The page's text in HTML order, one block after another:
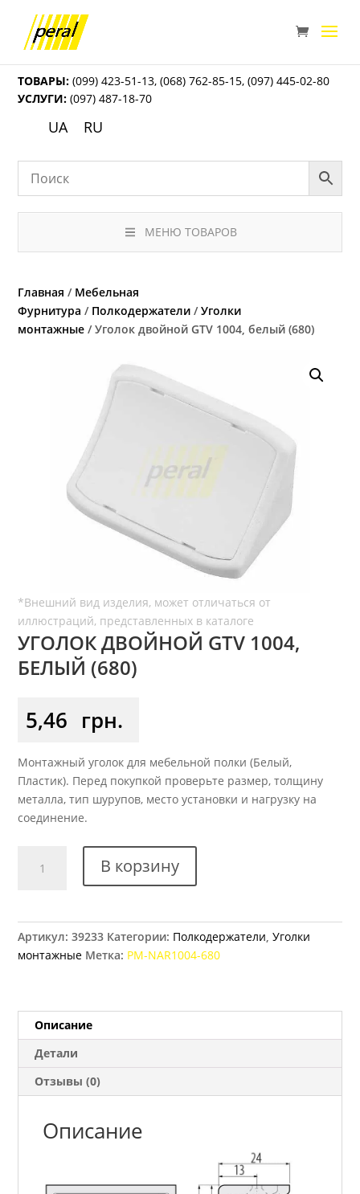
ТОВАРЫ: (099) 423-51-13,(068) 762-85-15,(097) 445-02-80
УСЛУГИ: (097) 487-18-70
UA RU
МЕНЮ ТОВАРОВ
Главная / Мебельная
Фурнитура / Полкодержатели /Уголки
монтажные / Уголок двойной GTV 1004, белый (680)
УГОЛОК ДВОЙНОЙ GTV 1004,
БЕЛЫЙ (680)
5,46 грн.
Монтажный уголок для мебельной полки (Белый,
Пластик). Перед покупкой проверьте размер, толщину
металла, тип шурупов, место установки и нагрузку на
соединение.
товара
1004,
В корзину
Артикул:39233 Категории: Полкодержатели ,Уголки
монтажные Метка: PM-NAR1004-680
Описание
Детали
Отзывы (0)
Описание